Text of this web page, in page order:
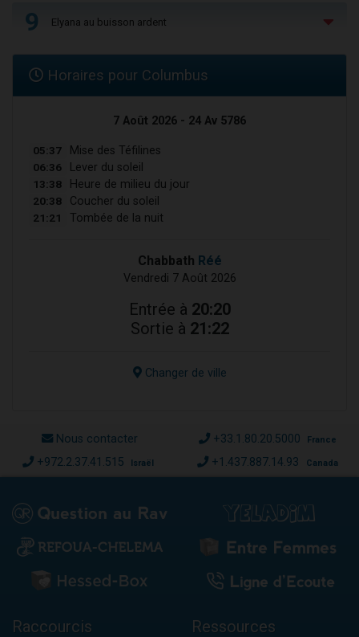
9 Elyana au buisson ardent
Horaires pour Columbus
7 Août 2026 - 24 Av 5786
05:37 Mise des Téfilines
06:36 Lever du soleil
13:38 Heure de milieu du jour
20:38 Coucher du soleil
21:21 Tombée de la nuit
Chabbath Réé
Vendredi 7 Août 2026
Entrée à 20:20
Sortie à 21:22
Changer de ville
Nous contacter +33.1.80.20.5000 France
+972.2.37.41.515 Israël +1.437.887.14.93 Canada
Raccourcis Ressources